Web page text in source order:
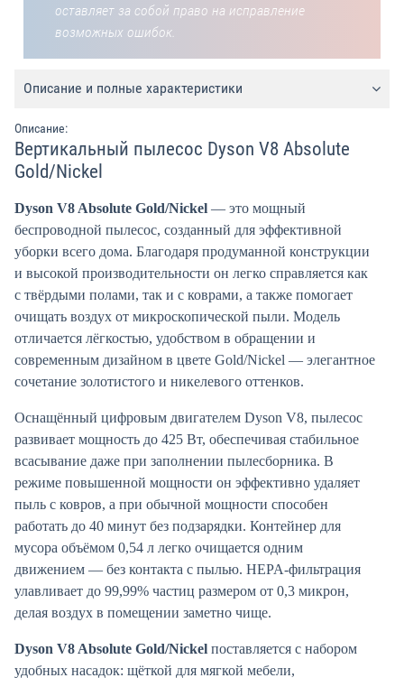
оставляет за собой право на исправление
возможных ошибок.
Описание и полные характеристики
Описание:
Вертикальный пылесос Dyson V8 Absolute
Gold/Nickel
Dyson V8 Absolute Gold/Nickel — это мощный
беспроводной пылесос, созданный для эффективной
уборки всего дома. Благодаря продуманной конструкции
и высокой производительности он легко справляется как
с твёрдыми полами, так и с коврами, а также помогает
очищать воздух от микроскопической пыли. Модель
отличается лёгкостью, удобством в обращении и
современным дизайном в цвете Gold/Nickel — элегантное
сочетание золотистого и никелевого оттенков.
Оснащённый цифровым двигателем Dyson V8, пылесос
развивает мощность до 425 Вт, обеспечивая стабильное
всасывание даже при заполнении пылесборника. В
режиме повышенной мощности он эффективно удаляет
пыль с ковров, а при обычной мощности способен
работать до 40 минут без подзарядки. Контейнер для
мусора объёмом 0,54 л легко очищается одним
движением — без контакта с пылью. HEPA-фильтрация
улавливает до 99,99% частиц размером от 0,3 микрон,
делая воздух в помещении заметно чище.
Dyson V8 Absolute Gold/Nickel поставляется с набором
удобных насадок: щёткой для мягкой мебели,